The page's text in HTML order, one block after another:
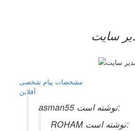
سایت
مشخصات پیام شخصی
آفلاين
asman55 نوشته است:
ROHAM نوشته است: